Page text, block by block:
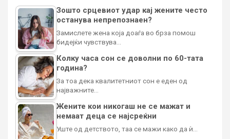
Зошто срцевиот удар кај жените често
останува непрепознаен?
Замислете жена која доаѓа во брза помош
бидејќи чувствува…
Колку часа сон се доволни по 60-тата
година?
За тоа дека квалитетниот сон е еден од
најважните…
Жените кои никогаш не се мажат и
немаат деца се најсреќни
Уште од детството, таа се мажи како да ѝ…